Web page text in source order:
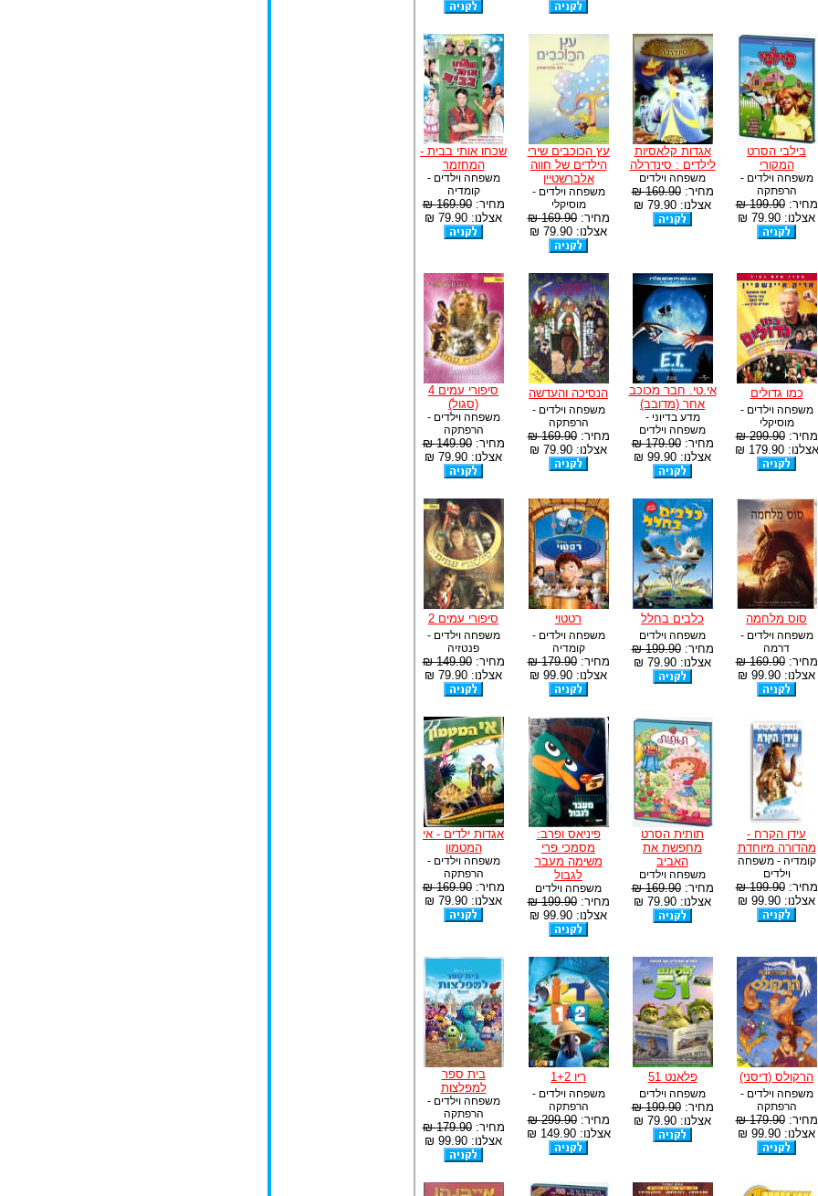
בילבי הסרט
המקורי
משפחה וילדים -
הרפתקה
מחיר:199.90 ₪
אצלנו: 79.90 ₪
אגדות קלאסיות
לילדים : סינדרלה
משפחה וילדים
מחיר:169.90 ₪
אצלנו: 79.90 ₪
עץ הכוכבים שירי
הילדים של חווה
אלברשטיין
משפחה וילדים -
מוסיקלי
מחיר:169.90 ₪
אצלנו: 79.90 ₪
שכחו אותי בבית -
המחזמר
משפחה וילדים -
קומדיה
מחיר:169.90 ₪
אצלנו: 79.90 ₪
כמו גדולים
משפחה וילדים -
מוסיקלי
מחיר:299.90 ₪
אצלנו: 179.90 ₪
אי.טי. חבר מכוכב
אחר (מדובב)
מדע בדיוני -
משפחה וילדים
מחיר:179.90 ₪
אצלנו: 99.90 ₪
הנסיכה והעדשה
משפחה וילדים -
הרפתקה
מחיר:169.90 ₪
אצלנו: 79.90 ₪
סיפורי עמים 4
(סגול)
משפחה וילדים -
הרפתקה
מחיר:149.90 ₪
אצלנו: 79.90 ₪
סוס מלחמה
משפחה וילדים -
דרמה
מחיר:169.90 ₪
אצלנו: 99.90 ₪
כלבים בחלל
משפחה וילדים
מחיר:199.90 ₪
אצלנו: 79.90 ₪
רטטוי
משפחה וילדים -
קומדיה
מחיר:179.90 ₪
אצלנו: 99.90 ₪
סיפורי עמים 2
משפחה וילדים -
פנטזיה
מחיר:149.90 ₪
אצלנו: 79.90 ₪
עידן הקרח -
מהדורה מיוחדת
קומדיה - משפחה
וילדים
מחיר:199.90 ₪
אצלנו: 99.90 ₪
תותית הסרט
מחפשת את
האביב
משפחה וילדים
מחיר:169.90 ₪
אצלנו: 79.90 ₪
פיניאס ופרב:
מסמכי פרי
משימה מעבר
לגבול
משפחה וילדים
מחיר:199.90 ₪
אצלנו: 99.90 ₪
אגדות ילדים - אי
המטמון
משפחה וילדים -
הרפתקה
מחיר:169.90 ₪
אצלנו: 79.90 ₪
הרקולס (דיסני)
משפחה וילדים -
הרפתקה
מחיר:179.90 ₪
אצלנו: 99.90 ₪
פלאנט 51
משפחה וילדים
מחיר:199.90 ₪
אצלנו: 79.90 ₪
ריו 1+2
משפחה וילדים -
הרפתקה
מחיר:299.90 ₪
אצלנו: 149.90 ₪
בית ספר
למפלצות
משפחה וילדים -
הרפתקה
מחיר:179.90 ₪
אצלנו: 99.90 ₪